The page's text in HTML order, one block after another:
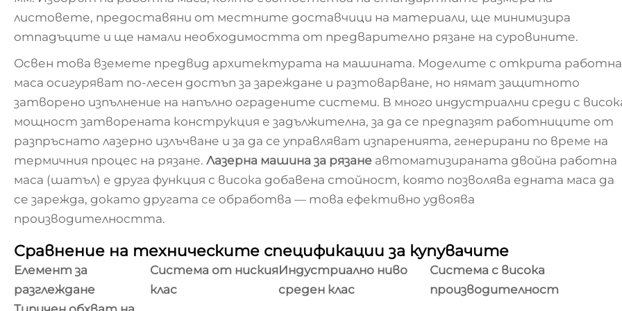
листовете, предоставяни от местните доставчици на материали, ще минимизира
отпадъците и ще намали необходимостта от предварително рязане на суровините.
Освен това вземете предвид архитектурата на машината. Моделите с открита работна
маса осигуряват по-лесен достъп за зареждане и разтоварване, но нямат защитното
затворено изпълнение на напълно оградените системи. В много индустриални среди с
мощност затворената конструкция е задължителна, за да се предпазят работниците от
разпръснато лазерно излъчване и за да се управляват изпаренията, генерирани по време на
термичния процес на рязане. Лазерна машина за рязане автоматизираната двойна работна
маса (шатъл) е друга функция с висока добавена стойност, която позволява едната маса да
се зарежда, докато другата се обработва — това ефективно удвоява
производителността.
Сравнение на техническите спецификации за купувачите
Елемент за
разглеждане
Система от ниския
клас
Индустриално ниво
среден клас
Система с висока
производителност